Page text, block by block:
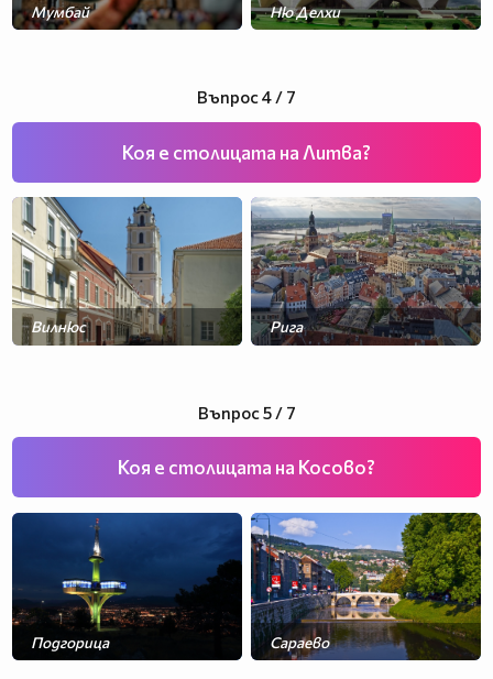
Мумбай Ню Делхи
Джайпур Колката
Въпрос 4 / 7
Коя е столицата на Литва?
Вилнюс Рига
Талин Минск
Въпрос 5 / 7
Коя е столицата на Косово?
Подгорица Сараево
Прищина Мостар